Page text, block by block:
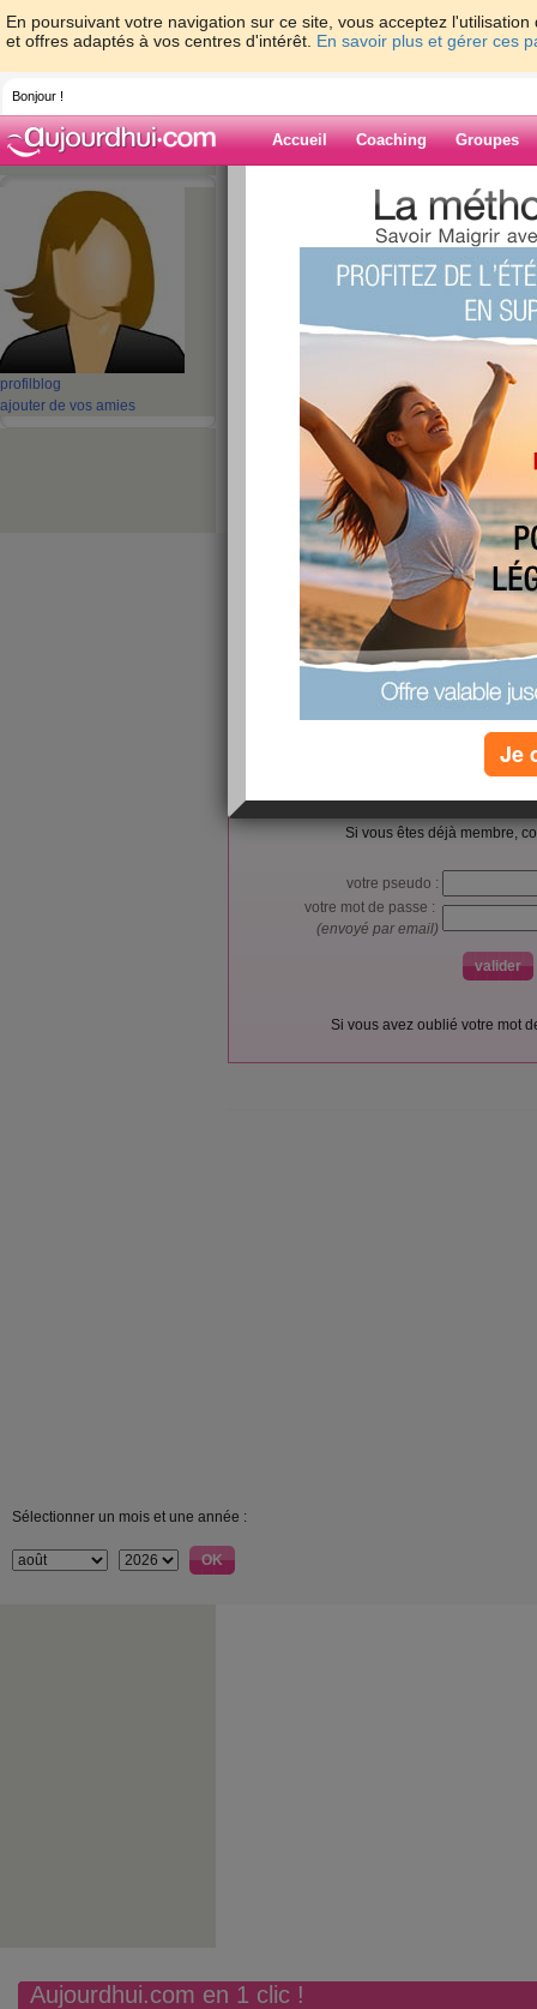
En poursuivant votre navigation sur ce site, vous acceptez
et offres adaptés à vos centres d'intérêt. En savoir plus et gérer ces
Bonjour !
Accueil Coaching Groupes
profil blog
ajouter de vos amies
> maikhanh100 > DC-
electrolytic capacitors, electrolytic capacitors
Blog de
DC-DC
electrolytic
capacitors
publié le 28/11/2022 à 09:26
ZK Series 25 V 470 uF 125°C Ø10 x 10.2 mm
https://www.futureelectronics.com/p/
polymer/eeh-zk1e471v-panasonic-8108048
L’accès et l’utilisation du forum sont
Si vous êtes déjà membre,
votre pseudo :
votre mot de passe :
(envoyé par email)
Si vous avez oublié votre mot
Sélectionner un mois et une année :
Aujourdhui.com en 1 clic !
Je